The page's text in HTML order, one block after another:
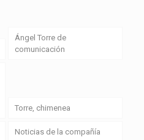
Ángel Torre de
comunicación
Torre, chimenea
Noticias de la compañía